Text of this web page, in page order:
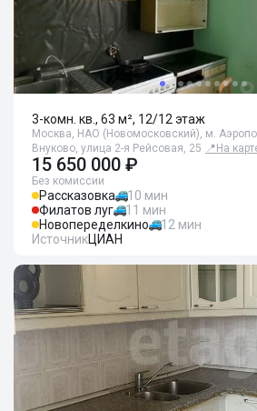
3-комн. кв., 63 м², 12/12 этаж
Москва, НАО (Новомосковский), м.
Внуково, улица 2-я Рейсовая, 25 📍 На
15 650 000 ₽
Без комиссии
Рассказовка
10 мин
Филатов луг
11 мин
Новопеределкино
12 мин
ИсточникЦИАН